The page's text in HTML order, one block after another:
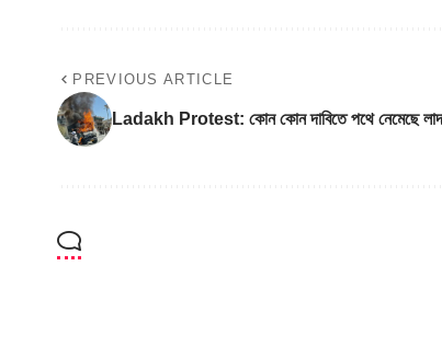
PREVIOUS ARTICLE
Ladakh Protest: কোন কোন দাবিতে পথে নেমেছে